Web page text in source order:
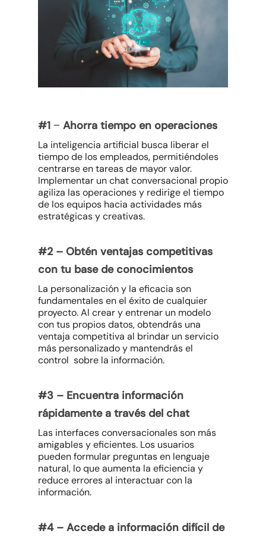
#1 – Ahorra tiempo en operaciones
La inteligencia artificial busca liberar el
tiempo de los empleados, permitiéndoles
centrarse en tareas de mayor valor.
Implementar un chat conversacional propio
agiliza las operaciones y redirige el tiempo
de los equipos hacia actividades más
estratégicas y creativas.
#2 – Obtén ventajas competitivas
con tu base de conocimientos
La personalización y la eficacia son
fundamentales en el éxito de cualquier
proyecto. Al crear y entrenar un modelo
con tus propios datos, obtendrás una
ventaja competitiva al brindar un servicio
más personalizado y mantendrás el
control sobre la información.
#3 – Encuentra información
rápidamente a través del chat
Las interfaces conversacionales son más
amigables y eficientes. Los usuarios
pueden formular preguntas en lenguaje
natural, lo que aumenta la eficiencia y
reduce errores al interactuar con la
información.
#4 – Accede a información difícil de